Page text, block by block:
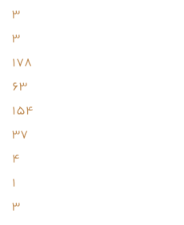
۳
۳
۱۷۸
۶۳
۱۵۴
۳۷
۴
۱
۳